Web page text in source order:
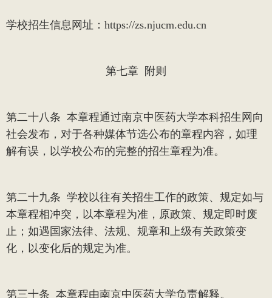
学校招生信息网址： https://zs.njucm.edu.cn
第七章 附则
第二十八条 本章程通过南京中医药大学本科招生网向
社会发布，对于各种媒体节选公布的章程内容，如理
解有误，以学校公布的完整的招生章程为准。
第二十九条 学校以往有关招生工作的政策、规定如与
本章程相冲突，以本章程为准，原政策、规定即时废
止；如遇国家法律、法规、规章和上级有关政策变
化，以变化后的规定为准。
第三十条 本章程由南京中医药大学负责解释。